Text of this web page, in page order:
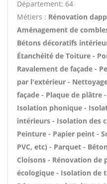
Département: 64
Métiers : Rénovation
Aménagement de
Bétons décoratifs
Étanchéité de Toiture -
Ravalement de façade -
par l'extérieur -
façade - Plaque de plâtre
Isolation phonique -
intérieurs - Isolation des
Peinture - Papier peint -
PVC, etc) - Parquet -
Cloisons - Rénovation de
écologique - Isolation de